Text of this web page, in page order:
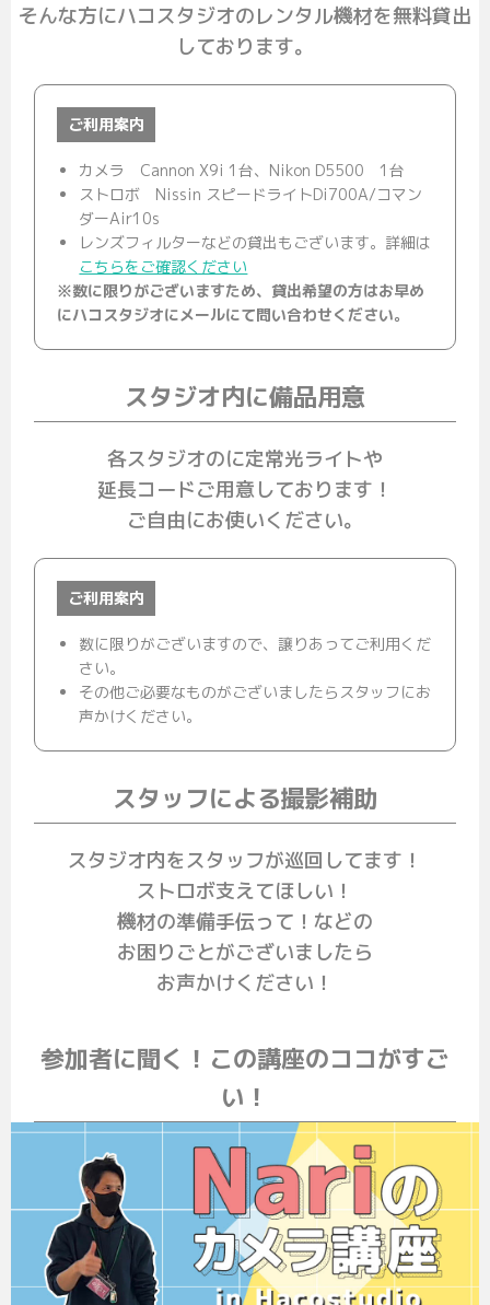
そんな方にハコスタジオのレンタル機材を無料貸出
しております。
ご利用案内
カメラ Cannon X9i 1台、Nikon D5500 1台
ストロボ Nissin スピードライトDi700A/コマン
ダーAir10s
レンズフィルターなどの貸出もございます。詳細は
こちらをご確認ください
※数に限りがございますため、貸出希望の方はお早め
にハコスタジオにメールにて問い合わせください。
スタジオ内に備品用意
各スタジオのに定常光ライトや
延長コードご用意しております！
ご自由にお使いください。
ご利用案内
数に限りがございますので、譲りあってご利用くだ
さい。
その他ご必要なものがございましたらスタッフにお
声かけください。
スタッフによる撮影補助
スタジオ内をスタッフが巡回してます！
ストロボ支えてほしい！
機材の準備手伝って！などの
お困りごとがございましたら
お声かけください！
参加者に聞く！この講座のココがすご
い！